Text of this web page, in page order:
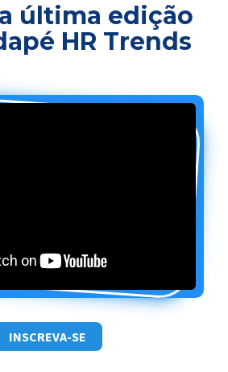
última edição
HR Trends
INSCREVA-SE